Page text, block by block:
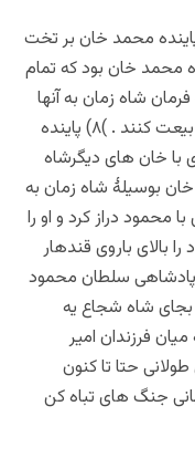
محمد خان بر تخت
محمد خان بود که تمام
شاه زمان به آنها
گرسنگی دادند تا حاضر شوند با شاه زمان بیعت کنند . )۸) پاینده
با خان های دیگرشاه
بوسیلۀ شاه زمان به
دراز کرد و او را
بالای باروی قندهار
پادشاهی سلطان محمود
محمد بجای شاه شجاع یه
فرزندان امیر
حتا تا کنون
جنگ های تباهکن